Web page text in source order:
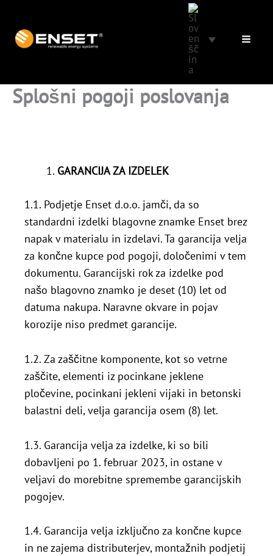
vsebino
Splošni pogoji poslovanja
GARANCIJA ZA IZDELEK
1.1. Podjetje Enset d.o.o. jamči, da so
standardni izdelki blagovne znamke Enset brez
napak v materialu in izdelavi. Ta garancija velja
za končne kupce pod pogoji, določenimi v tem
dokumentu. Garancijski rok za izdelke pod
našo blagovno znamko je deset (10) let od
datuma nakupa. Naravne okvare in pojav
korozije niso predmet garancije.
1.2. Za zaščitne komponente, kot so vetrne
zaščite, elementi iz pocinkane jeklene
pločevine, pocinkani jekleni vijaki in betonski
balastni deli, velja garancija osem (8) let.
1.3. Garancija velja za izdelke, ki so bili
dobavljeni po 1. februar 2023, in ostane v
veljavi do morebitne spremembe garancijskih
pogojev.
1.4. Garancija velja izključno za končne kupce
in ne zajema distributerjev, montažnih podjetij